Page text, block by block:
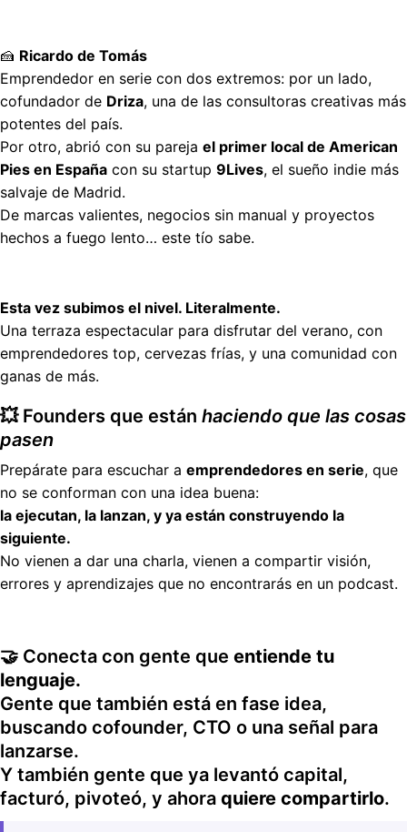
🍰 Ricardo de Tomás
Emprendedor en serie con dos extremos: por un lado,
cofundador de Driza, una de las consultoras creativas más
potentes del país.
Por otro, abrió con su pareja el primer local de American
Pies en España con su startup 9Lives, el sueño indie más
salvaje de Madrid.
De marcas valientes, negocios sin manual y proyectos
hechos a fuego lento… este tío sabe.
Esta vez subimos el nivel. Literalmente.
Una terraza espectacular para disfrutar del verano, con
emprendedores top, cervezas frías, y una comunidad con
ganas de más.
💥 Founders que están haciendo que las cosas
pasen
Prepárate para escuchar a emprendedores en serie, que
no se conforman con una idea buena:
la ejecutan, la lanzan, y ya están construyendo la
siguiente.
No vienen a dar una charla, vienen a compartir visión,
errores y aprendizajes que no encontrarás en un podcast.
🤝 Conecta con gente que entiende tu
lenguaje.
Gente que también está en fase idea,
buscando cofounder, CTO o una señal para
lanzarse.
Y también gente que ya levantó capital,
facturó, pivoteó, y ahora quiere compartirlo.